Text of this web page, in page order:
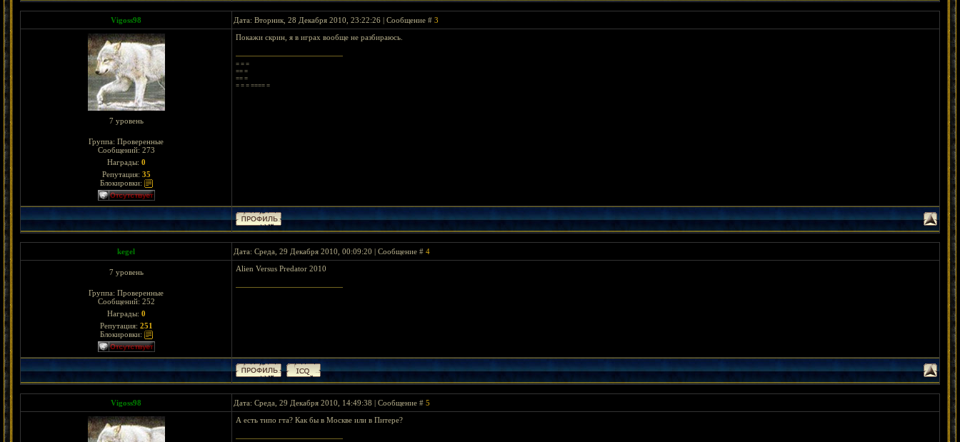
Vigoss98 Дата: Вторник, 28 Декабря 2010, 23:22:26 | Сообщение # 3
7 уровень
Группа: Проверенные
Сообщений: 273
Награды: 0
Репутация: 35
Блокировки:
Покажи скрин, я в играх вообще не разбираюсь.
= = =
== =
== =
= = = ==== =
kegel Дата: Среда, 29 Декабря 2010, 00:09:20 | Сообщение # 4
7 уровень
Группа: Проверенные
Сообщений: 252
Награды: 0
Репутация: 251
Блокировки:
Alien Versus Predator 2010
Vigoss98 Дата: Среда, 29 Декабря 2010, 14:49:38 | Сообщение # 5
А есть типо гта? Как бы в Москве или в Питере?